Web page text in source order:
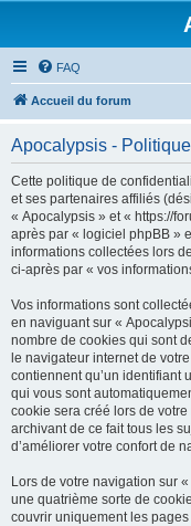
FAQ
Accueil du forum
Apocalypsis -
Cette politique de
et ses partenaires affiliés
« Apocalypsis » et « https://
après par « logiciel phpBB »
informations collectées lors
ci-après par « vos
Vos informations sont
en naviguant sur «
nombre de cookies qui sont
le navigateur internet de
contiennent qu’un identifiant
qui vous sont
cookie sera créé lors de
archivant de ce fait tous les
d’améliorer votre confort de
Lors de votre navigation sur
une quatrième sorte de
couvrir uniquement les